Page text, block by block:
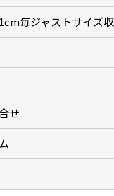
毎ジャストサイズ
談会
、1cm毎に自由自在
、作品集
、価格11.000～
、Before・After
、カラー
ックオン収納
ON収納surf
ージデッキ
デッキ・フェンス
ージ屋根・趣味の基地
ーダーメイド外構
ダーメイド装飾・テーブ
ートスタイルリフォーム
せ
せる